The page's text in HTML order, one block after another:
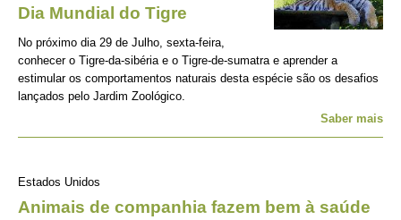
Dia Mundial do Tigre
No próximo dia 29 de Julho, sexta-feira,
conhecer o Tigre-da-sibéria e o Tigre-de-sumatra e aprender a
estimular os comportamentos naturais desta espécie são os desafios
lançados pelo Jardim Zoológico.
Saber mais
Estados Unidos
Animais de companhia fazem bem à saúde